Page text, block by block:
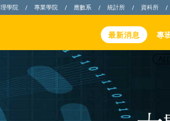
理學院 / 專業學院 / 應數系 / 統計所 / 資科所 /
最新消息 專